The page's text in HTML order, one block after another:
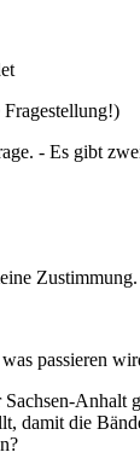
- Es gibt
passieren
damit die